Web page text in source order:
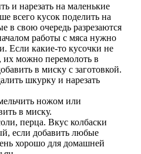
и нарезать на маленькие
всего кусок поделить на
в свою очередь разрезаются
работы с мяса нужно
Если какие-то кусочки не
их можно перемолоть в
в миску с заготовкой.
шкурку и нарезать
ножом или
в миску.
перца. Вкус колбаски
если добавить любые
хорошо для домашней